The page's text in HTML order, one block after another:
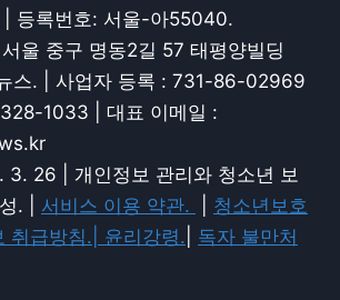
| 등록번호: 서울-아55040.
울 중구 명동2길 57 태평양빌딩
스. | 사업자 등록 : 731-86-02969
1033 | 대표 이메일 :
3. 26 | 개인정보 관리와 청소년 보
. | 서비스 이용 약관.
청소년보호
취급방침.| 윤리강령.
독자 불만처